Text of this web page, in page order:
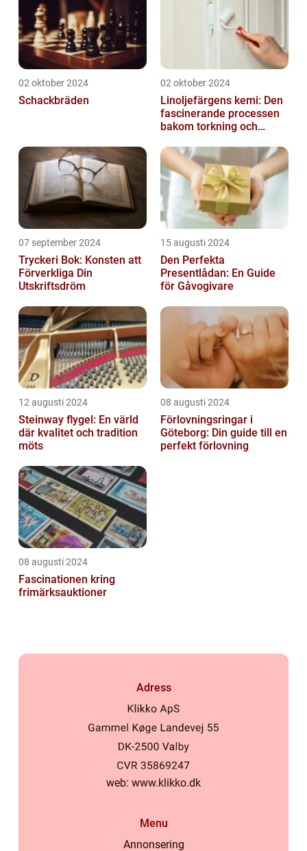
02 oktober 2024
Schackbräden
02 oktober 2024
Linoljefärgens kemi: Den
fascinerande processen
bakom torkning och
07 september 2024
Tryckeri Bok: Konsten att
Förverkliga Din
Utskriftsdröm
15 augusti 2024
Den Perfekta
Presentlådan: En Guide
för Gåvogivare
12 augusti 2024
Steinway flygel: En värld
där kvalitet och tradition
möts
08 augusti 2024
Förlovningsringar i
Göteborg: Din guide till en
perfekt förlovning
08 augusti 2024
Fascinationen kring
frimärksauktioner
Adress
web: www.klikko.dk
Menu
Annonsering